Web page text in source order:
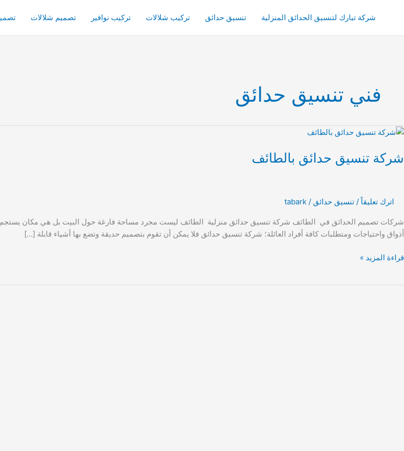
شركة تبارك لتنسيق الحدائق المنزلية تنسيق حدائق تركيب شلالات تركيب نوافير تصميم شلالات
فني تنسيق حدائق
شركة تنسيق حدائق بالطائف
اترك تعليقاً / تنسيق حدائق /
tabark
شركات تصميم الحدائق في الطائف شركة تنسيق حدائق منزلية الطائف ليست مجرد مساحة فارغة حول البيت بل هي مكان يستجم فيه
أذواق واحتياجات ومتطلبات كافة أفراد العائلة؛ شركة تنسيق حدائق فلا يمكن أن تقوم بتصميم حديقة وتضع بها أشياء قابلة […]
شركة
حدائق
بالطائف
قراءة المزيد »